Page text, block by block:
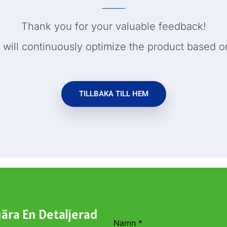
Thank you for your valuable feedback!
will continuously optimize the product based
TILLBAKA TILL HEM
En Detaljerad
Namn *